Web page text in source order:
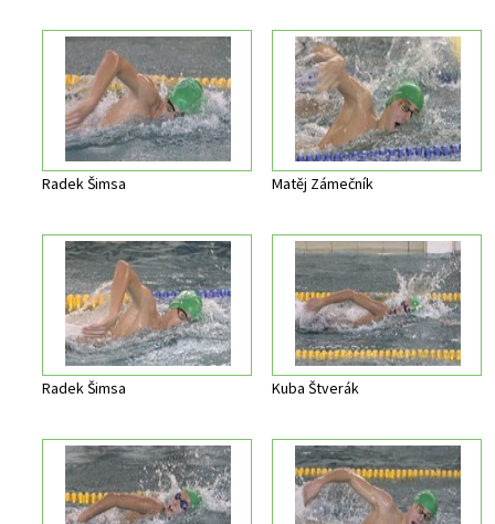
Radek Šimsa Matěj Zámečník
Radek Šimsa Kuba Štverák